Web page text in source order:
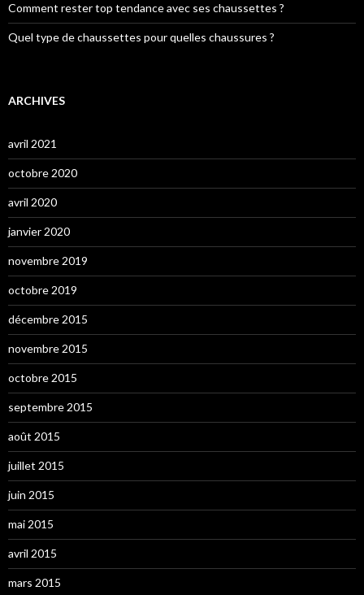
Comment rester top tendance avec ses chaussettes ?
Quel type de chaussettes pour quelles chaussures ?
ARCHIVES
avril 2021
octobre 2020
avril 2020
janvier 2020
novembre 2019
octobre 2019
décembre 2015
novembre 2015
octobre 2015
septembre 2015
août 2015
juillet 2015
juin 2015
mai 2015
avril 2015
mars 2015